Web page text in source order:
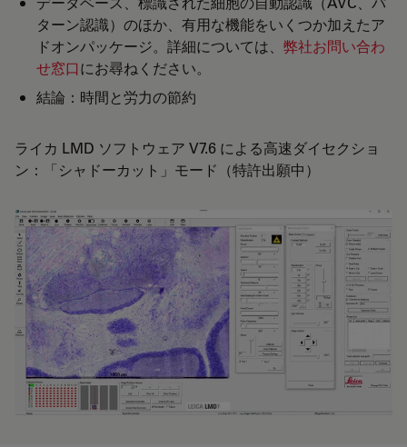
ターン認識）のほか、有用な機能をいくつか加えたア
ドオンパッケージ。詳細については、 弊社お問い合わ
せ窓口にお尋ねください。
結論：時間と労力の節約
ライカ LMD ソフトウェア V7.6 による高速ダイセクショ
ン：「シャドーカット」モード（特許出願中）